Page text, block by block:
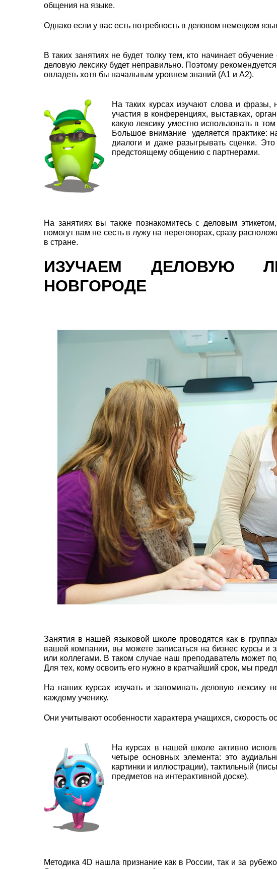
общения на языке.
Однако если у вас есть потребность в деловом немецком
В таких занятиях не будет толку тем, кто начинает
деловую лексику будет неправильно. Поэтому
овладеть хотя бы начальным уровнем знаний (А1 и А2).
На таких курсах изучают слова и фразы,
участия в конференциях, выставках,
какую лексику уместно использовать в
Большое внимание уделяется практике:
диалоги и даже разыгрывать сценки.
предстоящему общению с партнерами.
На занятиях вы также познакомитесь с деловым
помогут вам не сесть в лужу на переговорах, сразу
в стране.
ИЗУЧАЕМ ДЕЛОВУЮ
НОВГОРОДЕ
Занятия в нашей языковой школе проводятся как в
вашей компании, вы можете записаться на бизнес курсы и
или коллегами. В таком случае наш преподаватель может
Для тех, кому освоить его нужно в кратчайший срок, мы
На наших курсах изучать и запоминать деловую лексику
каждому ученику.
Они учитывают особенности характера учащихся, скорость
На курсах в нашей школе активно
четыре основных элемента: это
картинки и иллюстрации), тактильный
предметов на интерактивной доске).
Методика 4D нашла признание как в России, так и за